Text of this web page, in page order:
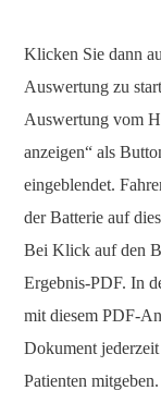
Klicken Sie dann
Auswertung zu
Auswertung vom
anzeigen“ als
eingeblendet.
der Batterie auf
Bei Klick auf den
Ergebnis-PDF. In
mit diesem PDF-
Dokument
Patienten mitgeben.